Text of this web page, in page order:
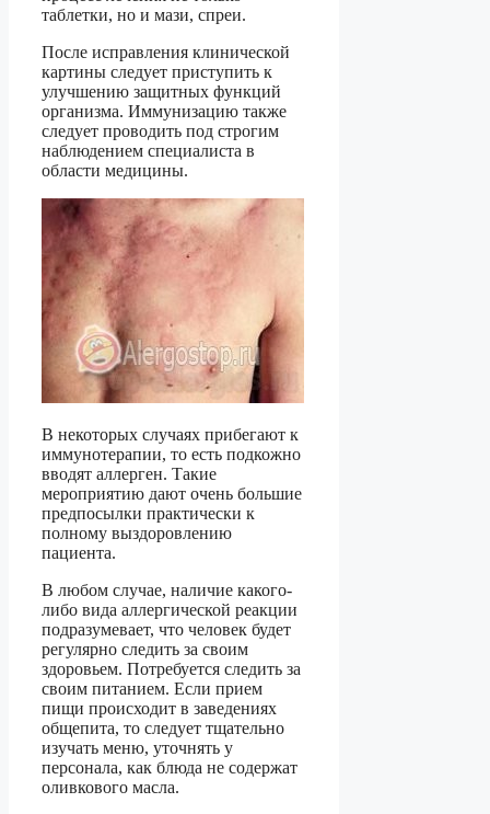
таблетки, но и мази, спреи.
После исправления клинической
картины следует приступить к
улучшению защитных функций
организма. Иммунизацию также
следует проводить под строгим
наблюдением специалиста в
области медицины.
В некоторых случаях прибегают к
иммунотерапии, то есть подкожно
вводят аллерген. Такие
мероприятию дают очень большие
предпосылки практически к
полному выздоровлению
пациента.
В любом случае, наличие какого-
либо вида аллергической реакции
подразумевает, что человек будет
регулярно следить за своим
здоровьем. Потребуется следить за
своим питанием. Если прием
пищи происходит в заведениях
общепита, то следует тщательно
изучать меню, уточнять у
персонала, как блюда не содержат
оливкового масла.